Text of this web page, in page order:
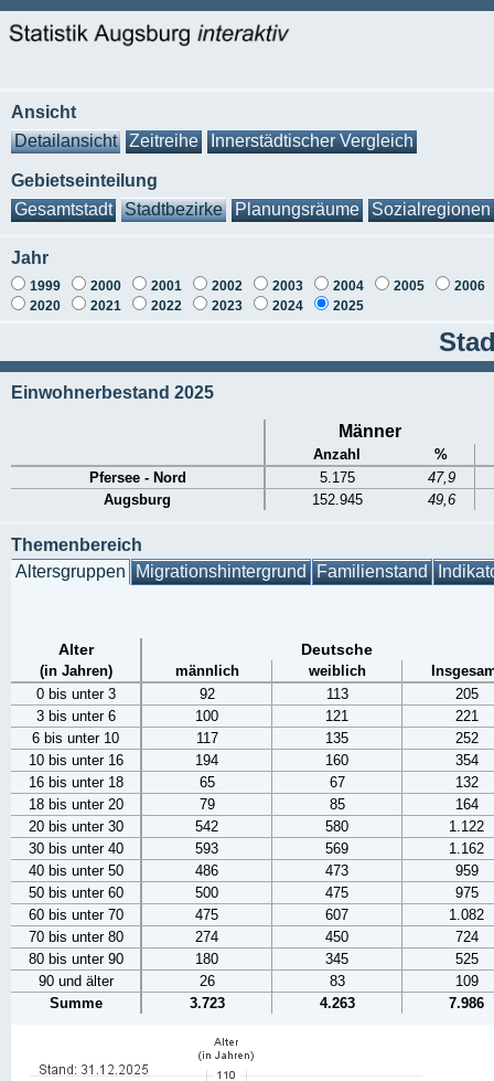
Ansicht
Detailansicht
Zeitreihe Innerstädtischer Vergleich
Gebietseinteilung
Gesamtstadt
Stadtbezirke Planungsräume Sozialregionen
Jahr
1999 2000 2001 2002 2003 2004 2005
2006
2020
2021 2022 2023 2024 2025
Einwohnerbestand 2025
Männer
Anzahl
%
Pfersee - Nord
5.175
47,9
Augsburg
152.945 49,6
Themenbereich
Altersgruppen Migrationshintergrund Familienstand
Alter Deutsche
(in Jahren) männlich weiblich
0 bis unter 3
92 113
205
3 bis unter 6
100 121
221
6 bis unter 10
117 135
252
10 bis unter 16
194 160
354
16 bis unter 18
65 67
132
18 bis unter 20
79 85
164
20 bis unter 30
542 580
1.122
30 bis unter 40
593 569
1.162
40 bis unter 50
486 473
959
50 bis unter 60
500 475
975
60 bis unter 70
475 607
1.082
70 bis unter 80
274 450
724
80 bis unter 90
180 345
525
90 und älter
26 83
109
Summe
3.723 4.263 7.986